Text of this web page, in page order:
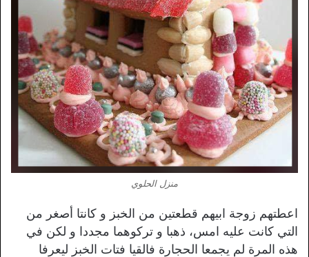
منزل الحلوي
اعطتهم زوجة ابيهم قطعتين من الخبز و كانتا أصغر من
التي كانت عليه امس، ذهبا و تركوهما مجددا و لكن في
هذه المرة لم يجمعا الحجارة فالقيا فتات الخبز ليعرفا